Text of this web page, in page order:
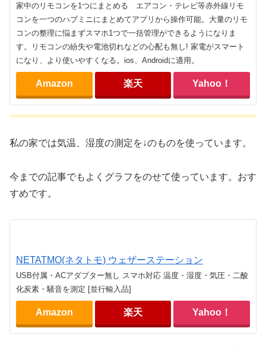
家中のリモコンを1つにまとめる エアコン・テレビ等赤外線リモ
コンを一つのハブミニにまとめてアプリから操作可能。大量のリモ
コンの整理に悩まずスマホ1つで一括管理ができるようになりま
す。リモコンの紛失や電池切れなどの心配も無し! 家電がスマート
になり、より使いやすくなる。ios、Androidに適用。
Amazon 楽天 Yahoo！
私の家では気温、湿度の測定を↓のものを使っています。
今までの記事でもよくグラフをのせて使っています。おす
すめです。
NETATMO(ネタトモ) ウェザーステーション
USB付属・ACアダプター無し スマホ対応 温度・湿度・気圧・二酸
化炭素・騒音を測定 [並行輸入品]
Amazon 楽天 Yahoo！